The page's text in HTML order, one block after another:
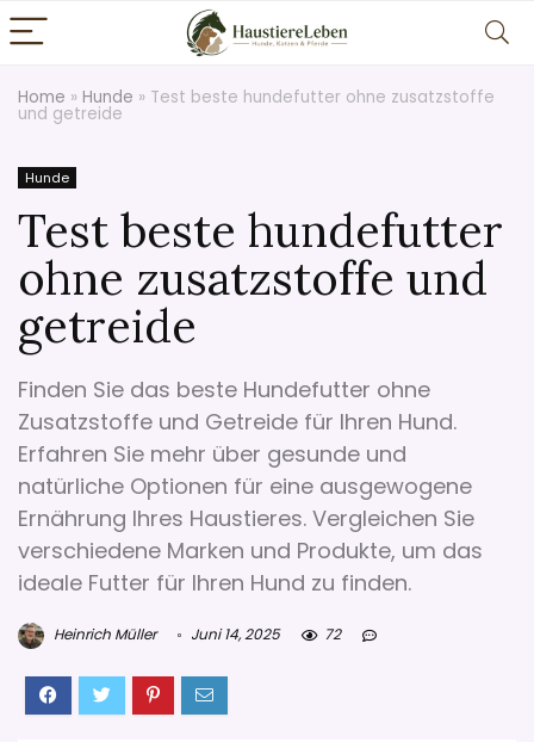
Home » Hunde » Test beste hundefutter ohne zusatzstoffe
und getreide
Hunde
Test beste hundefutter
ohne zusatzstoffe und
getreide
Finden Sie das beste Hundefutter ohne
Zusatzstoffe und Getreide für Ihren Hund.
Erfahren Sie mehr über gesunde und
natürliche Optionen für eine ausgewogene
Ernährung Ihres Haustieres. Vergleichen Sie
verschiedene Marken und Produkte, um das
ideale Futter für Ihren Hund zu finden.
Heinrich Müller Juni 14, 2025 72